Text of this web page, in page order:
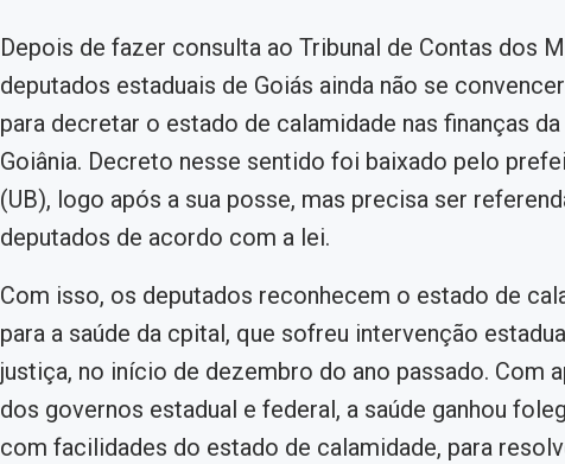
Depois de fazer consulta ao Tribunal de Contas dos
deputados estaduais de Goiás ainda não se
para decretar o estado de calamidade nas finanças
Goiânia. Decreto nesse sentido foi baixado pelo
(UB), logo após a sua posse, mas precisa ser
deputados de acordo com a lei.
Com isso, os deputados reconhecem o estado de
para a saúde da cpital, que sofreu intervenção
justiça, no início de dezembro do ano passado. Com
dos governos estadual e federal, a saúde ganhou
com facilidades do estado de calamidade, para